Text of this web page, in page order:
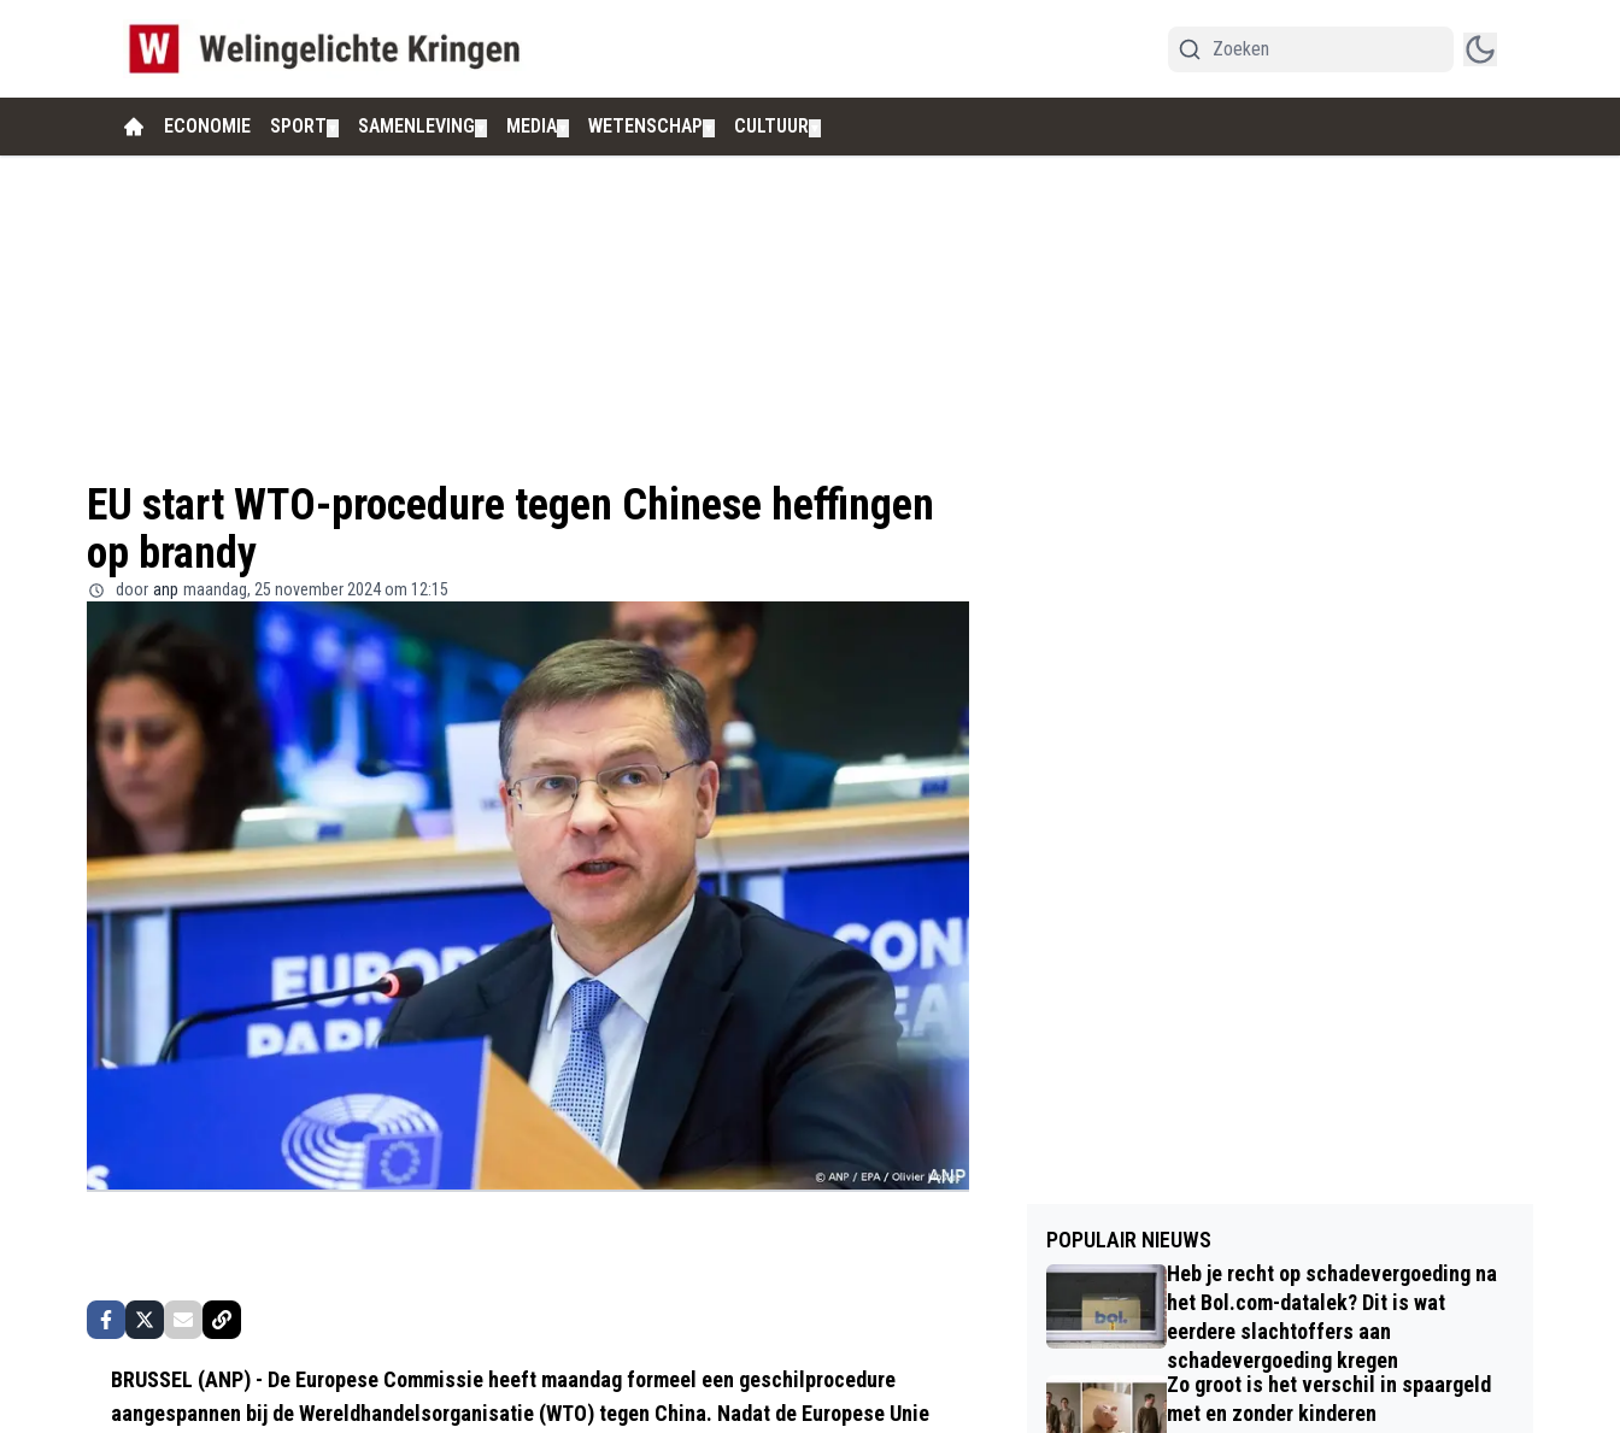
ECONOMIE SPORT SAMENLEVING MEDIA WETENSCHAP CULTUUR
EU start WTO-procedure tegen Chinese heffingen
op brandy
door anp maandag, 25 november 2024 om 12:15
BRUSSEL (ANP) - De Europese Commissie heeft maandag formeel een geschilprocedure
aangespannen bij de Wereldhandelsorganisatie (WTO) tegen China. Nadat de Europese Unie
POPULAIR NIEUWS
Heb je recht op schadevergoeding na
het Bol.com-datalek? Dit is wat
eerdere slachtoffers aan
schadevergoeding kregen
Zo groot is het verschil in spaargeld
met en zonder kinderen